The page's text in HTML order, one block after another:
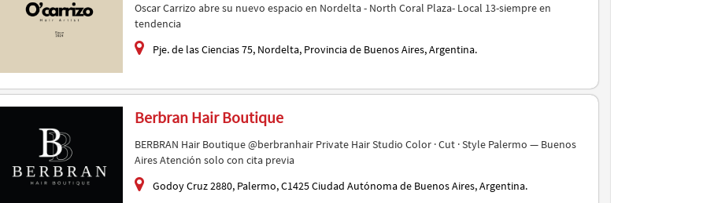
Oscar Carrizo abre su nuevo espacio en Nordelta - North Coral Plaza- Local 13-siempre en
tendencia
Pje. de las Ciencias 75, Nordelta, Provincia de Buenos Aires, Argentina.
Berbran Hair Boutique
BERBRAN Hair Boutique @berbranhair Private Hair Studio Color · Cut · Style Palermo — Buenos
Aires Atención solo con cita previa
Godoy Cruz 2880, Palermo, C1425 Ciudad Autónoma de Buenos Aires, Argentina.